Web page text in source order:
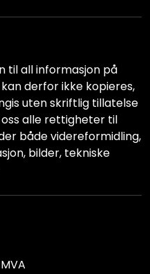
til all informasjon på
derfor ikke kopieres,
uten skriftlig tillatelse
alle rettigheter til
både videreformidling,
bilder, tekniske